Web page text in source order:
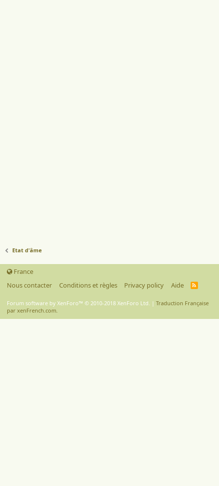
Etat d'âme
France
Nous contacter
Conditions et règles Privacy policy Aide
R
Forum software by XenForo™ © 2010-2018 XenForo Ltd. | Traduction Française
par xenFrench.com.